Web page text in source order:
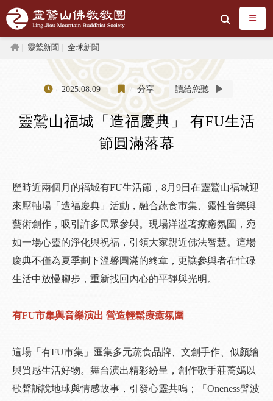
跳到主要內容區塊
搜尋
首頁靈鷲新聞 全球新聞
2025.08.09 分享 讀給您聽
靈鷲山福城「造福慶典」 有FU生活
節圓滿落幕
歷時近兩個月的福城有FU生活節，8月9日在靈鷲山福城迎
來壓軸場「造福慶典」活動，融合蔬食市集、靈性音樂與
藝術創作，吸引許多民眾參與。現場洋溢著療癒氛圍，宛
如一場心靈的淨化與祝福，引領大家親近佛法智慧。這場
慶典不僅為夏季劃下溫馨圓滿的終章，更讓參與者在忙碌
生活中放慢腳步，重新找回內心的平靜與光明。
有FU市集與音樂演出 營造輕鬆療癒氛圍
這場「有FU市集」匯集多元蔬食品牌、文創手作、似顏繪
與質感生活好物。舞台演出精彩紛呈，創作歌手莊蕎嫣以
歌聲訴說地球與情感故事，引發心靈共鳴；「Oneness聲波